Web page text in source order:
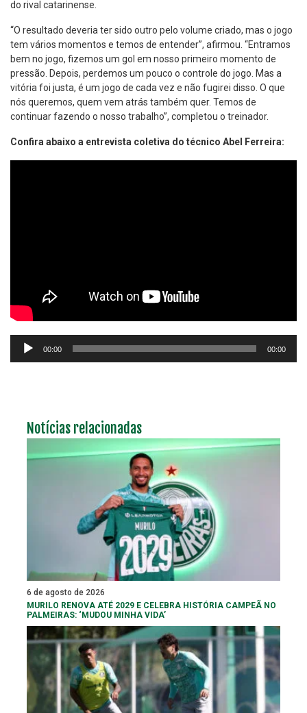
do rival catarinense.
“O resultado deveria ter sido outro pelo volume criado, mas o jogo
tem vários momentos e temos de entender”, afirmou. “Entramos
bem no jogo, fizemos um gol em nosso primeiro momento de
pressão. Depois, perdemos um pouco o controle do jogo. Mas a
vitória foi justa, é um jogo de cada vez e não fugirei disso. O que
nós queremos, quem vem atrás também quer. Temos de
continuar fazendo o nosso trabalho”, completou o treinador.
Confira abaixo a entrevista coletiva do técnico Abel Ferreira:
Tocador
00:00 00:00
Notícias relacionadas
6 de agosto de 2026
MURILO RENOVA ATÉ 2029 E CELEBRA HISTÓRIA CAMPEÃ NO
PALMEIRAS: ‘MUDOU MINHA VIDA’